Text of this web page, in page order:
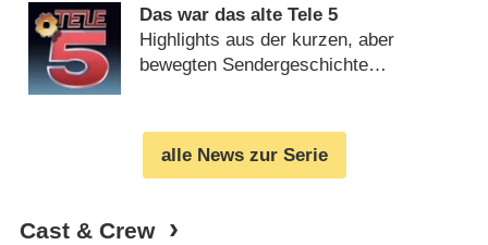
Das war das alte Tele 5
Highlights aus der kurzen, aber
bewegten Sendergeschichte
alle News zur Serie
Cast & Crew